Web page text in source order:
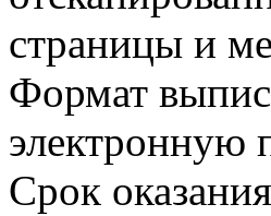
страницы и
Формат
электронную
Срок